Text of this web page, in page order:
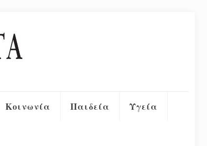
Κοινωνία Παιδεία Υγεία